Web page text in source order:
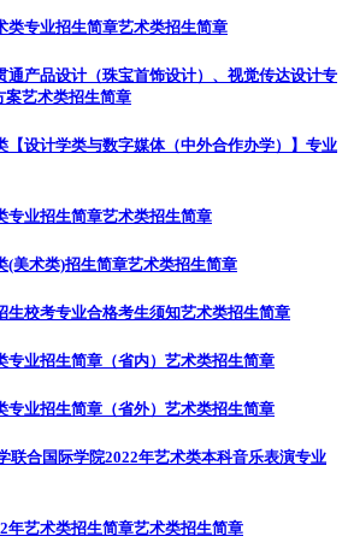
类专业招生简章艺术类招生简章
通产品设计（珠宝首饰设计）、视觉传达设计专
案艺术类招生简章
【设计学类与数字媒体（中外合作办学）】专业
专业招生简章艺术类招生简章
(美术类)招生简章艺术类招生简章
生校考专业合格考生须知艺术类招生简章
业招生简章（省内） 艺术类招生简章
业招生简章（省外） 艺术类招生简章
联合国际学院2022年艺术类本科音乐表演专业
年艺术类招生简章艺术类招生简章